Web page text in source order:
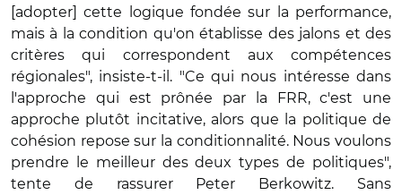
[adopter] cette logique fondée sur la performance,
mais à la condition qu'on établisse des jalons et des
critères qui correspondent aux compétences
régionales", insiste-t-il. "Ce qui nous intéresse dans
l'approche qui est prônée par la FRR, c'est une
approche plutôt incitative, alors que la politique de
cohésion repose sur la conditionnalité. Nous voulons
prendre le meilleur des deux types de politiques",
tente de rassurer Peter Berkowitz. Sans